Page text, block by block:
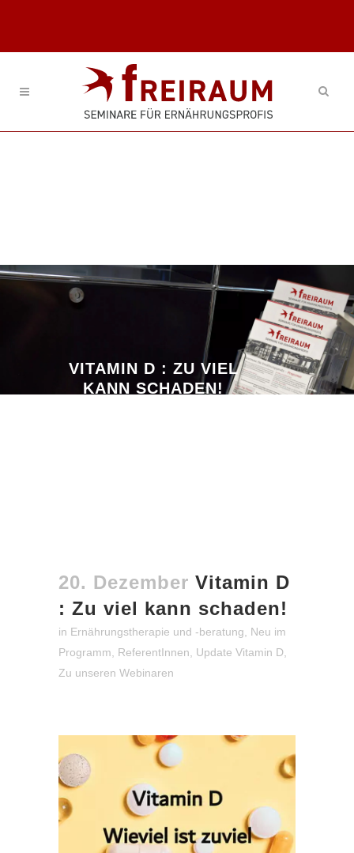
VITAMIN D : ZU VIEL
KANN SCHADEN!
20. Dezember Vitamin D
: Zu viel kann schaden!
in Ernährungstherapie und -beratung
Neu im
Programm
ReferentInnen Update Vitamin D
Zu unseren Webinaren